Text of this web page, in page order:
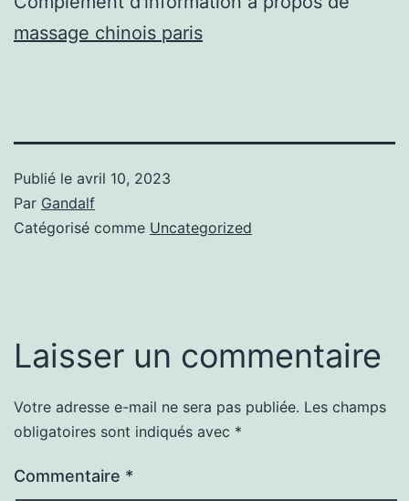
massage chinois paris
Publié le avril 10, 2023
Par Gandalf
Catégorisé comme Uncategorized
Laisser un commentaire
Votre adresse e-mail ne sera pas publiée. Les champs
obligatoires sont indiqués avec *
Commentaire *